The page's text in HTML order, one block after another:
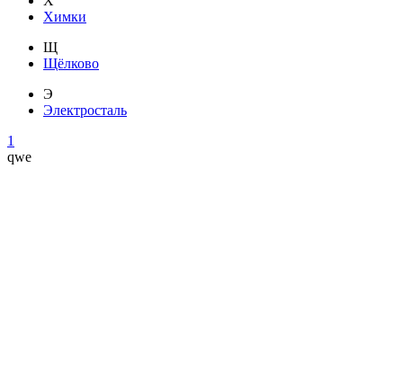
Химки
Щ
Щёлково
Э
Электросталь
1
qwe